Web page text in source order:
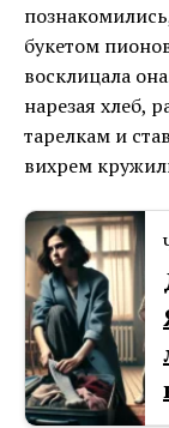
букетом
восклицала
нарезая хлеб,
тарелкам и
вихрем